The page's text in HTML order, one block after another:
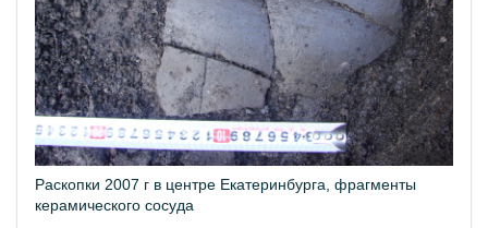
Раскопки 2007 г в центре Екатеринбурга, фрагменты
керамического сосуда